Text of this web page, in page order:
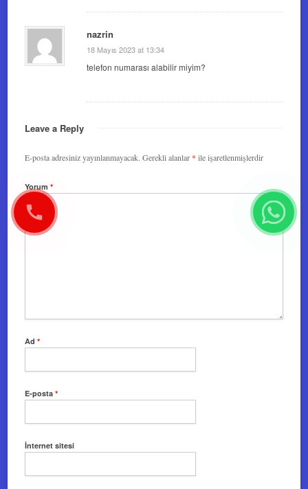
nazrin
18 Mayıs 2023 at 13:34
telefon numarası alabilir miyim?
Leave a Reply
E-posta adresiniz yayınlanmayacak. Gerekli alanlar * ile işaretlenmişlerdir
Yorum*
Ad*
E-posta*
İnternet sitesi